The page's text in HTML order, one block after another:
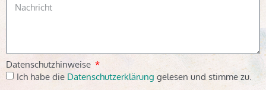
Datenschutzhinweise
Ich habe die Datenschutzerklärung gelesen und stimme zu.